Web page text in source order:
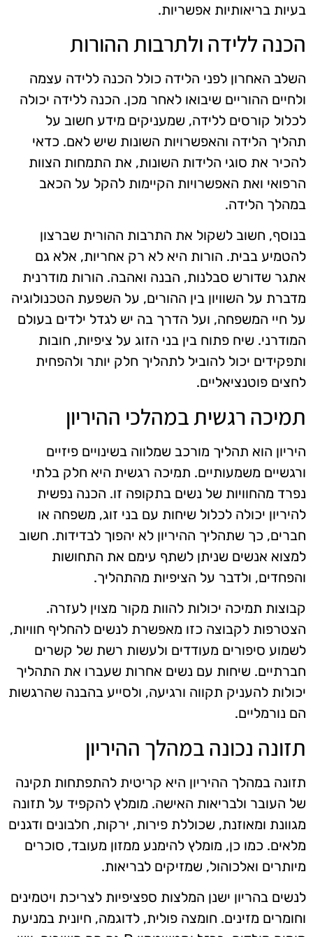
בעיות בריאותיות אפשריות.
הכנה ללידה ולתרבות ההורות
השלב האחרון לפני הלידה כולל הכנה ללידה עצמה
ולחיים ההוריים שיבואו לאחר מכן. הכנה ללידה יכולה
לכלול קורסים ללידה, שמעניקים מידע חשוב על
תהליך הלידה והאפשרויות השונות שיש לאם. כדאי
להכיר את סוגי הלידות השונות, את התמחות הצוות
הרפואי ואת האפשרויות הקיימות להקל על הכאב
במהלך הלידה.
בנוסף, חשוב לשקול את התרבות ההורית שברצון
להטמיע בבית. הורות היא לא רק אחריות, אלא גם
אתגר שדורש סבלנות, הבנה ואהבה. הורות מודרנית
מדברת על השוויון בין ההורים, על השפעת הטכנולוגיה
על חיי המשפחה, ועל הדרך בה יש לגדל ילדים בעולם
המודרני. שיח פתוח בין בני הזוג על ציפיות, חובות
ותפקידים יכול להוביל לתהליך חלק יותר ולהפחית
לחצים פוטנציאליים.
תמיכה רגשית במהלכי ההיריון
היריון הוא תהליך מורכב שמלווה בשינויים פיזיים
ורגשיים משמעותיים. תמיכה רגשית היא חלק בלתי
נפרד מהחוויות של נשים בתקופה זו. הכנה נפשית
להיריון יכולה לכלול שיחות עם בני זוג, משפחה או
חברים, כך שתהליך ההיריון לא יהפוך לבדידות. חשוב
למצוא אנשים שניתן לשתף עימם את התחושות
והפחדים, ולדבר על הציפיות מהתהליך.
קבוצות תמיכה יכולות להוות מקור מצוין לעזרה.
הצטרפות לקבוצה כזו מאפשרת לנשים להחליף חוויות,
לשמוע סיפורים מעודדים ולעשות רשת של קשרים
חברתיים. שיחות עם נשים אחרות שעברו את התהליך
יכולות להעניק תקווה ורגיעה, ולסייע בהבנה שהרגשות
הם נורמליים.
תזונה נכונה במהלך ההיריון
תזונה במהלך ההיריון היא קריטית להתפתחות תקינה
של העובר ולבריאות האישה. מומלץ להקפיד על תזונה
מגוונת ומאוזנת, שכוללת פירות, ירקות, חלבונים ודגנים
מלאים. כמו כן, מומלץ להימנע ממזון מעובד, סוכרים
מיותרים ואלכוהול, שמזיקים לבריאות.
לנשים בהריון ישנן המלצות ספציפיות לצריכת ויטמינים
וחומרים מזינים. חומצה פולית, לדוגמה, חיונית במניעת